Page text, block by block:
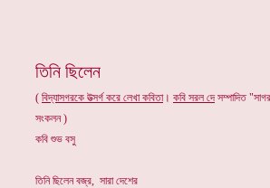
তিনি ছিলেন
( বিদ্যাসগরকে উত্সর্গ করে লেখাকবিতা। কবি সরল দেসম্পাদিত
সংকলন )
কবি শুভ বসু
তিনি ছিলেন বজ্র, সারা দেশের